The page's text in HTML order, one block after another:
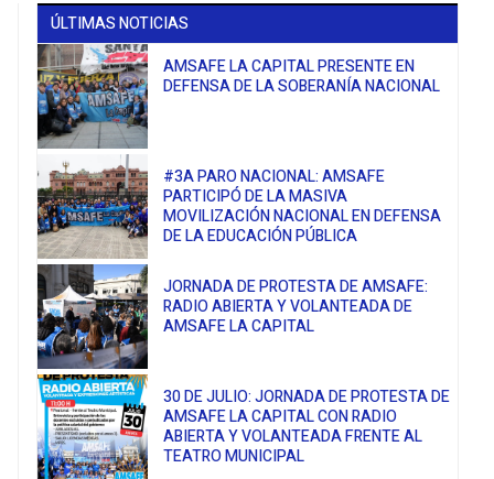
ÚLTIMAS NOTICIAS
AMSAFE LA CAPITAL PRESENTE EN
DEFENSA DE LA SOBERANÍA NACIONAL
#3A PARO NACIONAL: AMSAFE
PARTICIPÓ DE LA MASIVA
MOVILIZACIÓN NACIONAL EN DEFENSA
DE LA EDUCACIÓN PÚBLICA
JORNADA DE PROTESTA DE AMSAFE:
RADIO ABIERTA Y VOLANTEADA DE
AMSAFE LA CAPITAL
30 DE JULIO: JORNADA DE PROTESTA DE
AMSAFE LA CAPITAL CON RADIO
ABIERTA Y VOLANTEADA FRENTE AL
TEATRO MUNICIPAL